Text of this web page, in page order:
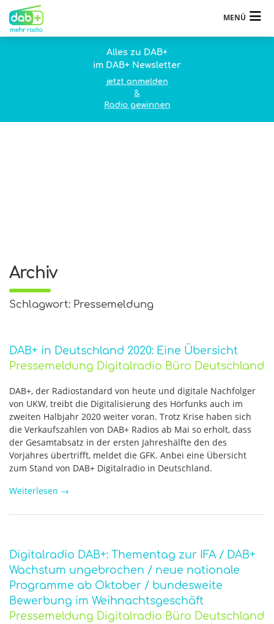
MENÜ
Alles zu DAB+
im DAB+ Newsletter
jetzt anmelden
&
Radio gewinnen
Archiv
Schlagwort: Pressemeldung
DAB+ in Deutschland 2020: Eine Übersicht
Pressemeldung Digitalradio Büro Deutschland
DAB+, der Radiostandard von heute und digitale Nachfolger
von UKW, treibt die Digitalisierung des Hörfunks auch im
zweiten Halbjahr 2020 weiter voran. Trotz Krise haben sich
die Verkaufszahlen von DAB+ Radios ab Mai so erholt, dass
der Gesamtabsatz in der ersten Jahreshälfte den des
Vorjahres übertrifft, meldet die GFK. Anbei eine Übersicht
zum Stand von DAB+ Digitalradio in Deutschland.
Weiterlesen →
Digitalradio DAB+: Thementag zur IFA / DAB+
Wachstum ungebrochen / neue nationale
Programme ab Oktober / bundesweite
Bewerbung im Weihnachtsgeschäft
Pressemeldung Digitalradio Büro Deutschland